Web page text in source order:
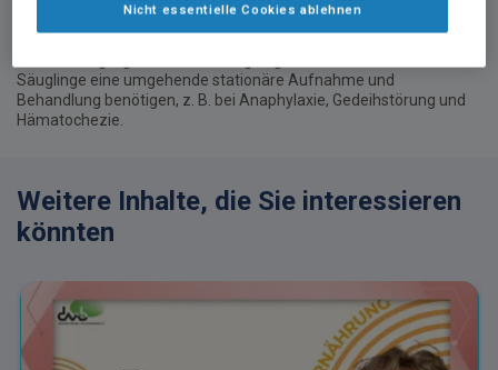
Säuglingen, die noch nicht windelfrei sind, besser wiedergibt.
Säuglinge eine umgehende stationäre Aufnahme und
Behandlung benötigen, z. B. bei Anaphylaxie, Gedeihstörung und
Hämatochezie.
Weitere Inhalte, die Sie interessieren
könnten
Nicht essentielle Cookies ablehnen